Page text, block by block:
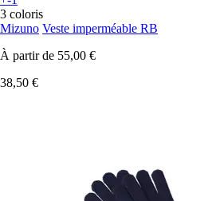
3 coloris
Mizuno Veste imperméable RB
À partir de 55,00 €
38,50 €